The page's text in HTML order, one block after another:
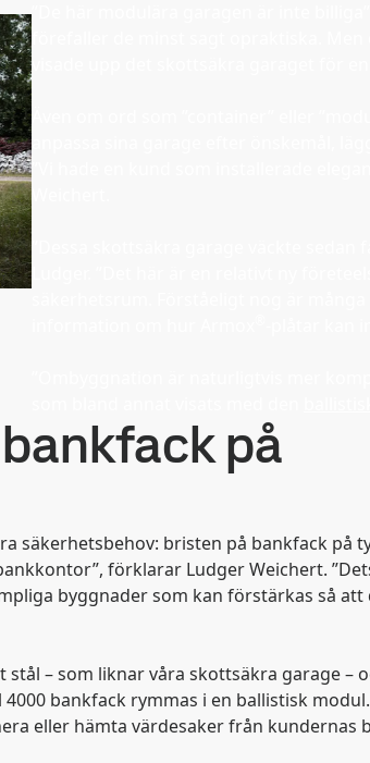
på
säkerhetsbehov: bristen på bankfack på
förklarar Ludger Weichert.
byggnader som kan förstärkas så att
– som liknar våra skottsäkra garage –
bankfack rymmas i en ballistisk
eller hämta värdesaker från kundernas